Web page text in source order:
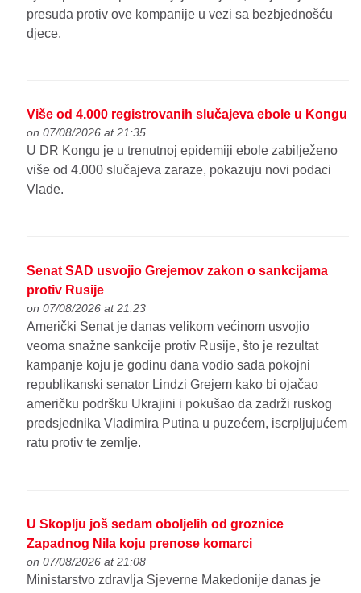
presuda protiv ove kompanije u vezi sa bezbjednošću
djece.
Više od 4.000 registrovanih slučajeva ebole u Kongu
on 07/08/2026 at 21:35
U DR Kongu je u trenutnoj epidemiji ebole zabilježeno
više od 4.000 slučajeva zaraze, pokazuju novi podaci
Vlade.
Senat SAD usvojio Grejemov zakon o sankcijama
protiv Rusije
on 07/08/2026 at 21:23
Američki Senat je danas velikom većinom usvojio
veoma snažne sankcije protiv Rusije, što je rezultat
kampanje koju je godinu dana vodio sada pokojni
republikanski senator Lindzi Grejem kako bi ojačao
američku podršku Ukrajini i pokušao da zadrži ruskog
predsjednika Vladimira Putina u puzećem, iscrpljujućem
ratu protiv te zemlje.
U Skoplju još sedam oboljelih od groznice
Zapadnog Nila koju prenose komarci
on 07/08/2026 at 21:08
Ministarstvo zdravlja Sjeverne Makedonije danas je